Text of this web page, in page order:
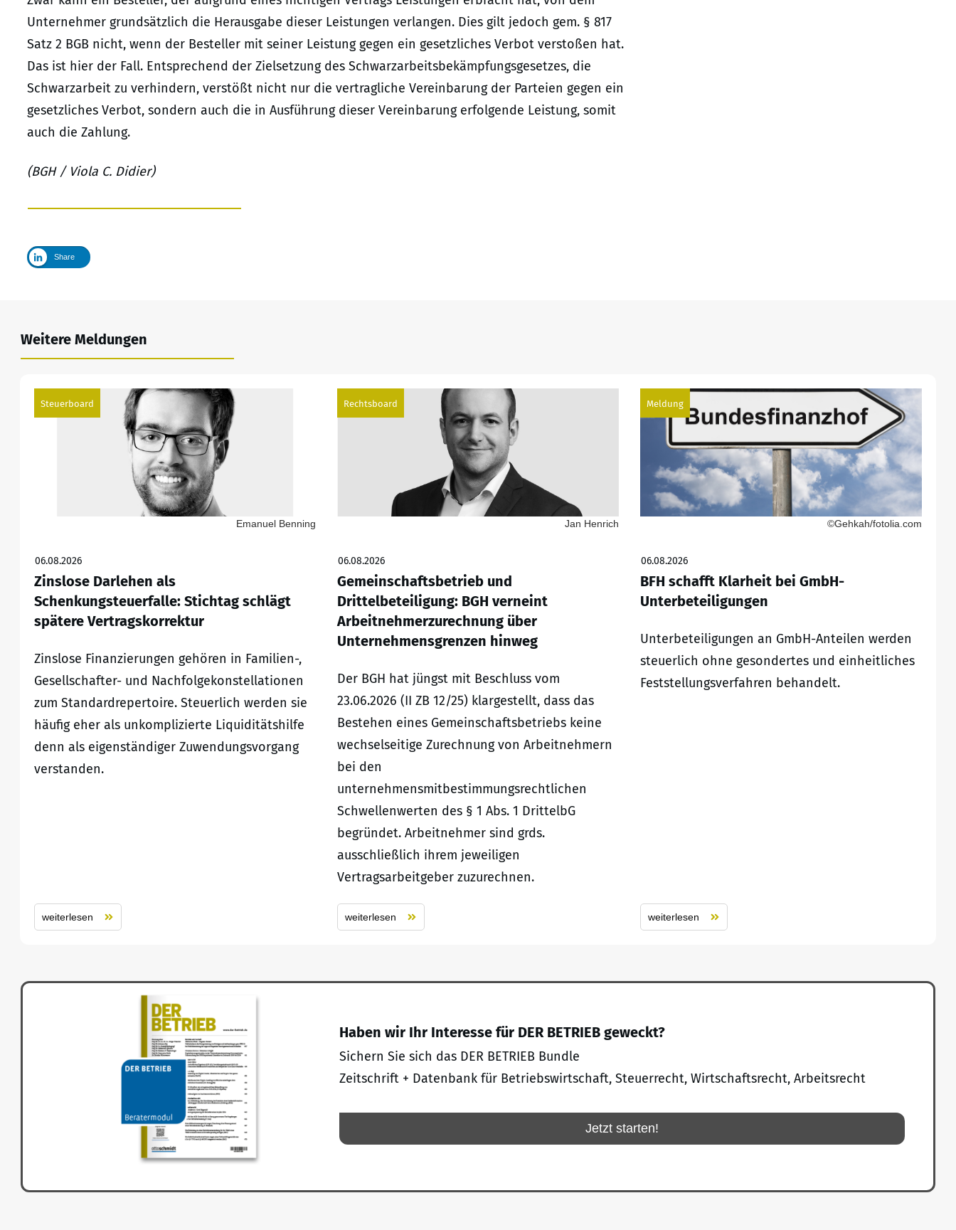
Unternehmer grundsätzlich die Herausgabe dieser Leistungen verlangen. Dies gilt jedoch gem. § 817
Satz 2 BGB nicht, wenn der Besteller mit seiner Leistung gegen ein gesetzliches Verbot verstoßen hat.
Das ist hier der Fall. Entsprechend der Zielsetzung des Schwarzarbeitsbekämpfungsgesetzes, die
Schwarzarbeit zu verhindern, verstößt nicht nur die vertragliche Vereinbarung der Parteien gegen ein
gesetzliches Verbot, sondern auch die in Ausführung dieser Vereinbarung erfolgende Leistung, somit
auch die Zahlung.
(BGH / Viola C. Didier)
Share
Weitere Meldungen
Steuerboard
Emanuel Benning
06.08.2026
Zinslose Darlehen als
Schenkungsteuerfalle: Stichtag schlägt
spätere Vertragskorrektur
Zinslose Finanzierungen gehören in Familien-,
Gesellschafter- und Nachfolgekonstellationen
zum Standardrepertoire. Steuerlich werden sie
häufig eher als unkomplizierte Liquiditätshilfe
denn als eigenständiger Zuwendungsvorgang
verstanden.
weiterlesen
Rechtsboard
Jan Henrich
06.08.2026
Gemeinschaftsbetrieb und
Drittelbeteiligung: BGH verneint
Arbeitnehmerzurechnung über
Unternehmensgrenzen hinweg
Der BGH hat jüngst mit Beschluss vom
23.06.2026 (II ZB 12/25) klargestellt, dass das
Bestehen eines Gemeinschaftsbetriebs keine
wechselseitige Zurechnung von Arbeitnehmern
bei den
unternehmensmitbestimmungsrechtlichen
Schwellenwerten des § 1 Abs. 1 DrittelbG
begründet. Arbeitnehmer sind grds.
ausschließlich ihrem jeweiligen
Vertragsarbeitgeber zuzurechnen.
weiterlesen
Meldung
©Gehkah/fotolia.com
06.08.2026
BFH schafft Klarheit bei GmbH-
Unterbeteiligungen
Unterbeteiligungen an GmbH-Anteilen werden
steuerlich ohne gesondertes und einheitliches
Feststellungsverfahren behandelt.
weiterlesen
Haben wir Ihr Interesse für DER BETRIEB geweckt?
Sichern Sie sich das DER BETRIEB Bundle
Zeitschrift + Datenbank für Betriebswirtschaft, Steuerrecht, Wirtschaftsrecht, Arbeitsrecht
Jetzt starten!